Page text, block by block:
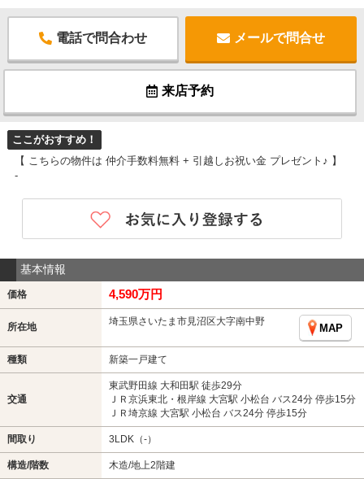
電話で問合わせ メールで問合せ
来店予約
ここがおすすめ！
【 こちらの物件は 仲介手数料無料 + 引越しお祝い金 プレゼント♪ 】
-
基本情報
価格 4,590万円
所在地 埼玉県さいたま市見沼区大字南中野
MAP
種類 新築一戸建て
交通
東武野田線 大和田駅 徒歩29分
ＪＲ京浜東北・根岸線 大宮駅 小松台 バス24分 停歩15分
ＪＲ埼京線 大宮駅 小松台 バス24分 停歩15分
間取り 3LDK（-）
構造/階数 木造/地上2階建